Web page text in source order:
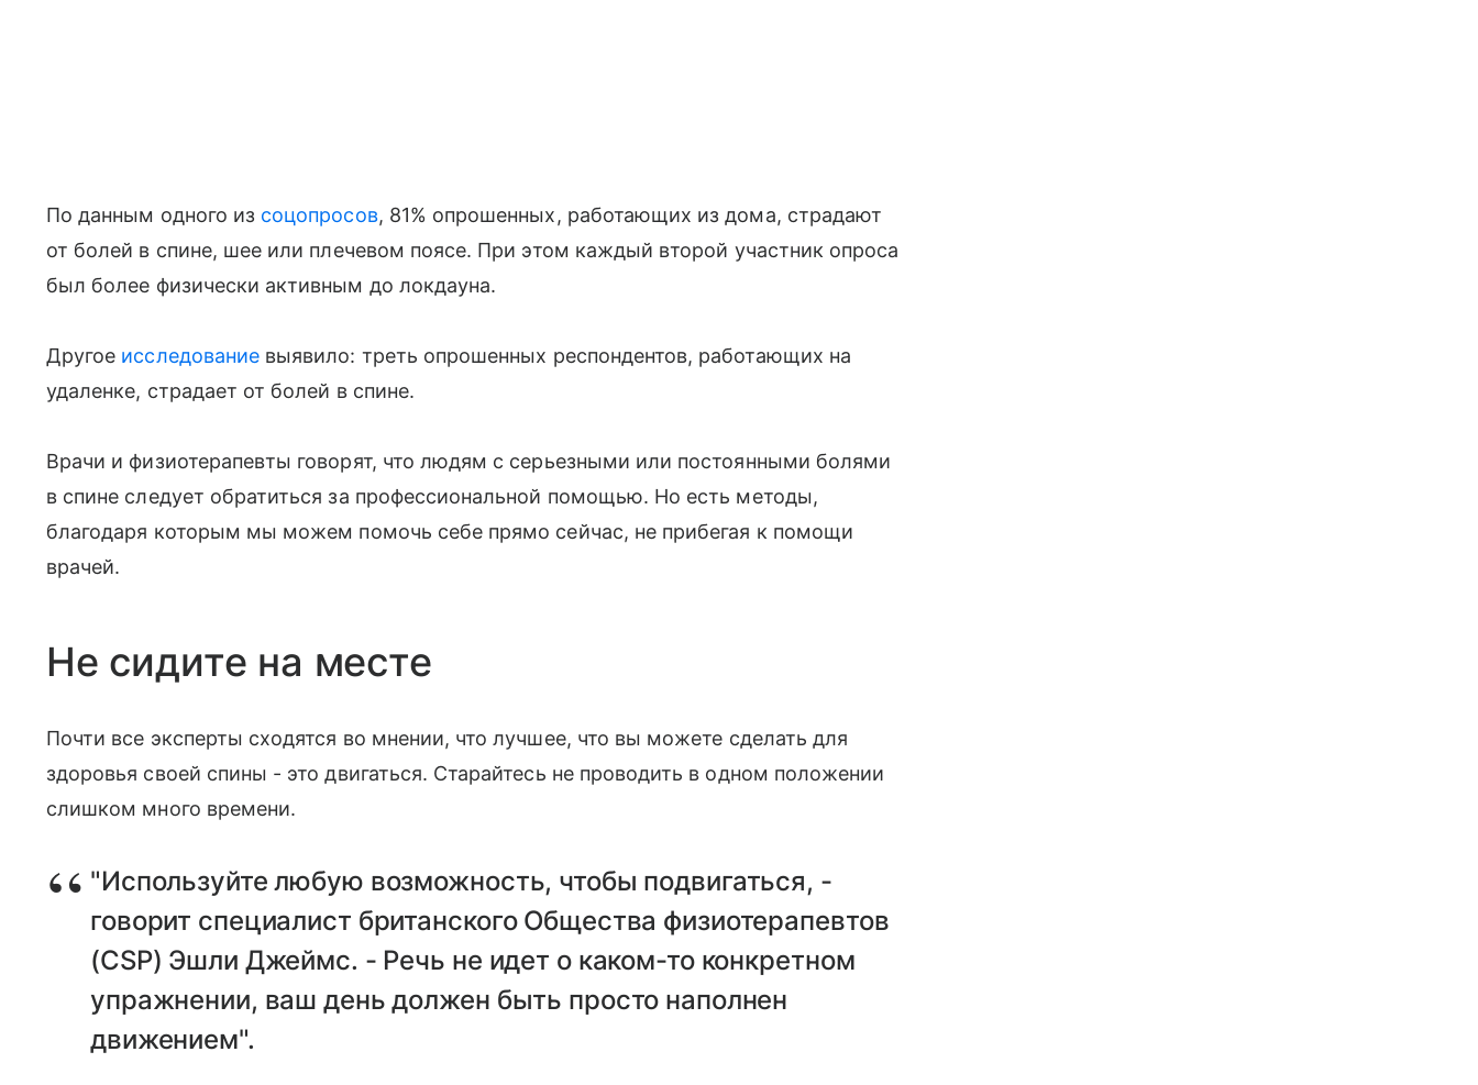
По данным одного из соцопросов, 81% опрошенных, работающих из дома, страдают
от болей в спине, шее или плечевом поясе. При этом каждый второй участник опроса
был более физически активным до локдауна.
Другое исследование выявило: треть опрошенных респондентов, работающих на
удаленке, страдает от болей в спине.
Врачи и физиотерапевты говорят, что людям с серьезными или постоянными болями
в спине следует обратиться за профессиональной помощью. Но есть методы,
благодаря которым мы можем помочь себе прямо сейчас, не прибегая к помощи
врачей.
Не сидите на месте
Почти все эксперты сходятся во мнении, что лучшее, что вы можете сделать для
здоровья своей спины - это двигаться. Старайтесь не проводить в одном положении
слишком много времени.
"Используйте любую возможность, чтобы подвигаться, -
говорит специалист британского Общества физиотерапевтов
(CSP) Эшли Джеймс. - Речь не идет о каком-то конкретном
упражнении, ваш день должен быть просто наполнен
движением".